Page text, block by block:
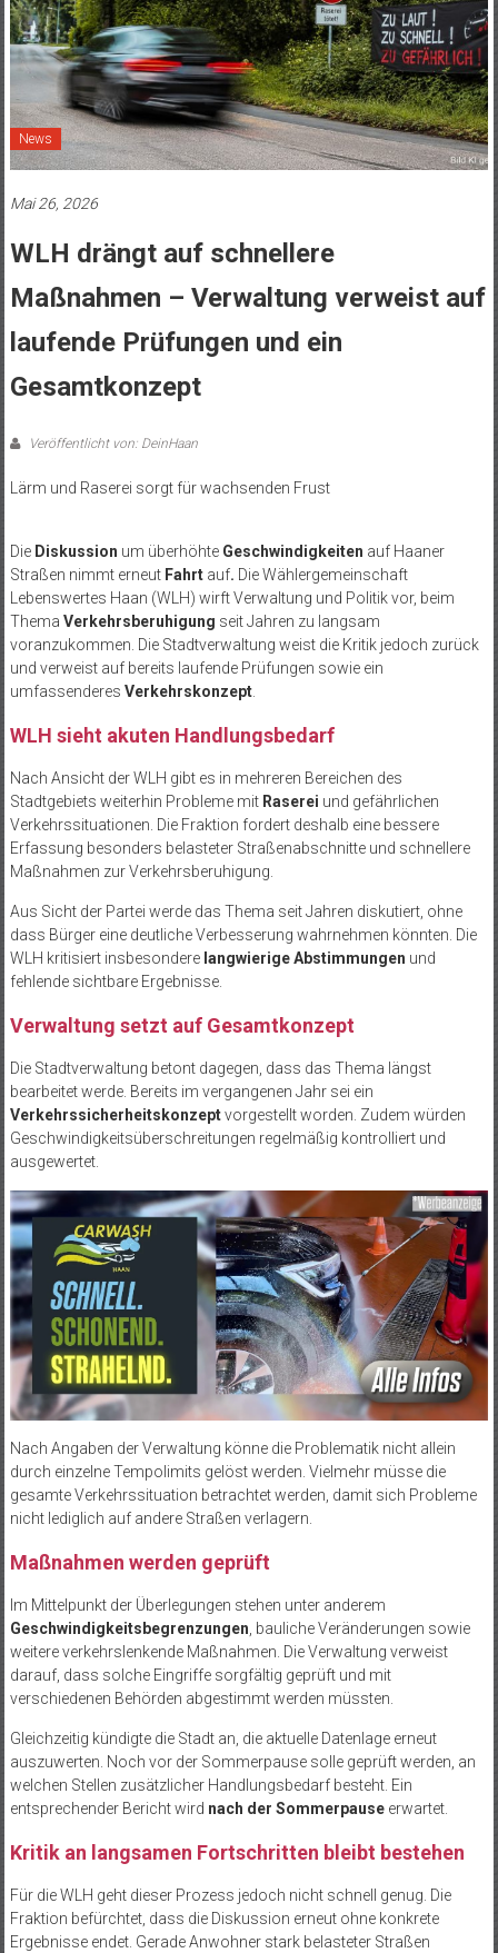
News
Mai 26, 2026
WLH drängt auf schnellere
Maßnahmen – Verwaltung verweist auf
laufende Prüfungen und ein
Gesamtkonzept
Veröffentlicht von: DeinHaan
Lärm und Raserei sorgt für wachsenden Frust
Die Diskussion um überhöhte Geschwindigkeiten auf Haaner
Straßen nimmt erneut Fahrtauf. Die Wählergemeinschaft
Lebenswertes Haan (WLH) wirft Verwaltung und Politik vor, beim
Thema Verkehrsberuhigung seit Jahren zu langsam
voranzukommen. Die Stadtverwaltung weist die Kritik jedoch zurück
und verweist auf bereits laufende Prüfungen sowie ein
umfassenderes Verkehrskonzept.
WLH sieht akuten Handlungsbedarf
Nach Ansicht der WLH gibt es in mehreren Bereichen des
Stadtgebiets weiterhin Probleme mit Raserei und gefährlichen
Verkehrssituationen. Die Fraktion fordert deshalb eine bessere
Erfassung besonders belasteter Straßenabschnitte und schnellere
Maßnahmen zur Verkehrsberuhigung.
Aus Sicht der Partei werde das Thema seit Jahren diskutiert, ohne
dass Bürger eine deutliche Verbesserung wahrnehmen könnten. Die
WLH kritisiert insbesondere langwierige Abstimmungen und
fehlende sichtbare Ergebnisse.
Verwaltung setzt auf Gesamtkonzept
Die Stadtverwaltung betont dagegen, dass das Thema längst
bearbeitet werde. Bereits im vergangenen Jahr sei ein
Verkehrssicherheitskonzeptvorgestellt worden. Zudem würden
Geschwindigkeitsüberschreitungen regelmäßig kontrolliert und
ausgewertet.
Nach Angaben der Verwaltung könne die Problematik nicht allein
durch einzelne Tempolimits gelöst werden. Vielmehr müsse die
gesamte Verkehrssituation betrachtet werden, damit sich Probleme
nicht lediglich auf andere Straßen verlagern.
Maßnahmen werden geprüft
Im Mittelpunkt der Überlegungen stehen unter anderem
Geschwindigkeitsbegrenzungen, bauliche Veränderungen sowie
weitere verkehrslenkende Maßnahmen. Die Verwaltung verweist
darauf, dass solche Eingriffe sorgfältig geprüft und mit
verschiedenen Behörden abgestimmt werden müssten.
Gleichzeitig kündigte die Stadt an, die aktuelle Datenlage erneut
auszuwerten. Noch vor der Sommerpause solle geprüft werden, an
welchen Stellen zusätzlicher Handlungsbedarf besteht. Ein
entsprechender Bericht wird nach der Sommerpauseerwartet.
Kritik an langsamen Fortschritten bleibt bestehen
Für die WLH geht dieser Prozess jedoch nicht schnell genug. Die
Fraktion befürchtet, dass die Diskussion erneut ohne konkrete
Ergebnisse endet. Gerade Anwohner stark belasteter Straßen